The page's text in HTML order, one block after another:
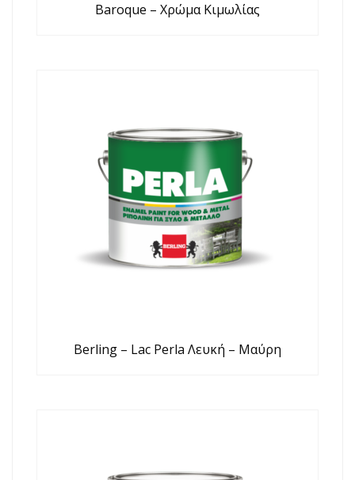
Baroque – Χρώμα Κιμωλίας
Berling – Lac Perla Λευκή – Μαύρη